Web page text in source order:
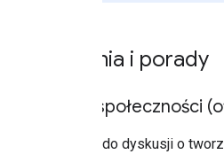
Pytania i porady
Fora społeczności
Dołącz do dyskusji o